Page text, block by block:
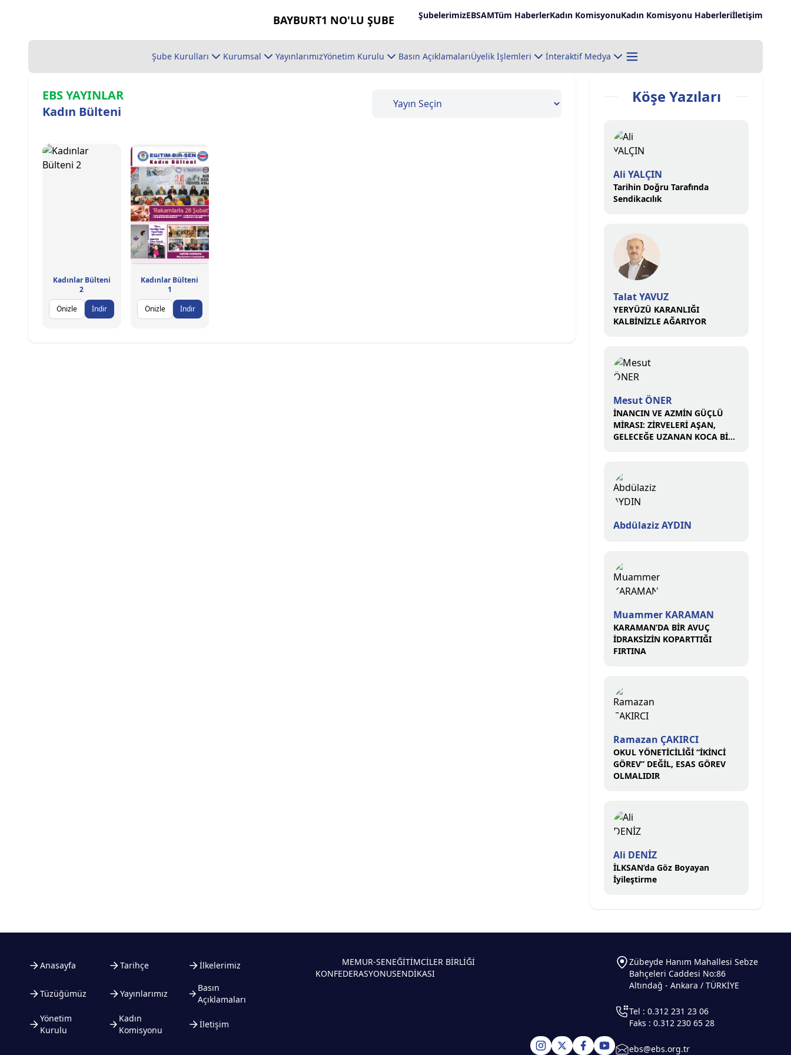
BAYBURT1 NO'LU ŞUBE ŞubelerimizEBSAMTüm HaberlerKadın KomisyonuKadın Komisyonu Haberleriİletişim
Şube Kurulları Kurumsal YayınlarımızYönetim Kurulu Basın AçıklamalarıÜyelik İşlemleri İnteraktif Medya
EBS YAYINLAR
Kadın Bülteni
Kadınlar Bülteni
2
Önizle
İndir
Kadınlar Bülteni
1
Önizle
İndir
Köşe Yazıları
Ali YALÇIN
Tarihin Doğru Tarafında
Sendikacılık
Talat YAVUZ
YERYÜZÜ KARANLIĞI
KALBİNİZLE AĞARIYOR
Mesut ÖNER
İNANCIN VE AZMİN GÜÇLÜ
MİRASI: ZİRVELERİ AŞAN,
GELECEĞE UZANAN KOCA BİR
Abdülaziz AYDIN
Muammer KARAMAN
KARAMAN’DA BİR AVUÇ
İDRAKSİZİN KOPARTTIĞI
FIRTINA
Ramazan ÇAKIRCI
OKUL YÖNETİCİLİĞİ “İKİNCİ
GÖREV” DEĞİL, ESAS GÖREV
OLMALIDIR
Ali DENİZ
İLKSAN’da Göz Boyayan
İyileştirme
Anasayfa Tarihçe İlkelerimiz
Tüzüğümüz Yayınlarımız
Basın
Açıklamaları
Yönetim
Kurulu
Kadın
Komisyonu
İletişim
MEMUR-SEN
KONFEDERASYONU
EĞİTİMCİLER BİRLİĞİ
SENDİKASI
Zübeyde Hanım Mahallesi Sebze
Bahçeleri Caddesi No:86
Altındağ - Ankara / TÜRKİYE
Tel : 0.312 231 23 06
Faks : 0.312 230 65 28
ebs@ebs.org.tr